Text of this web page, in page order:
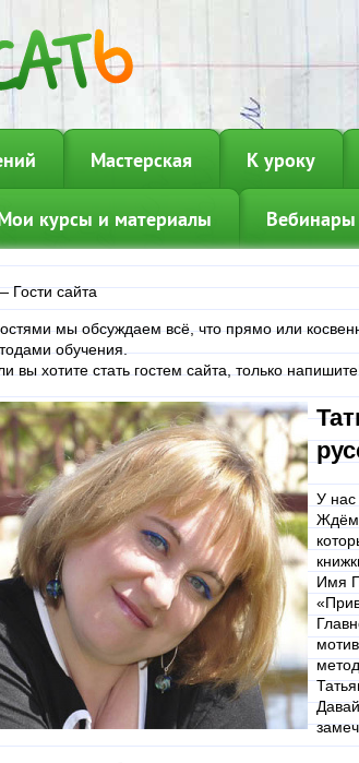
Мастерская К уроку
курсы и материалы Вебинары
Гости сайта
мы обсуждаем всё, что прямо или
обучения.
вы хотите стать гостем сайта, только
У нас
Ждём
Имя